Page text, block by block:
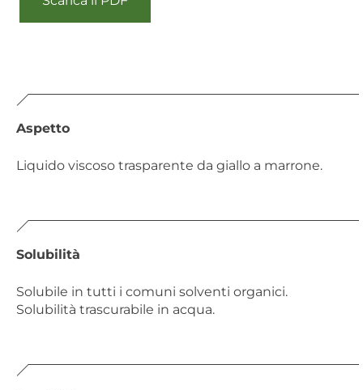
Aspetto
Liquido viscoso trasparente da giallo a marrone.
Solubilità
Solubile in tutti i comuni solventi organici.
Solubilità trascurabile in acqua.